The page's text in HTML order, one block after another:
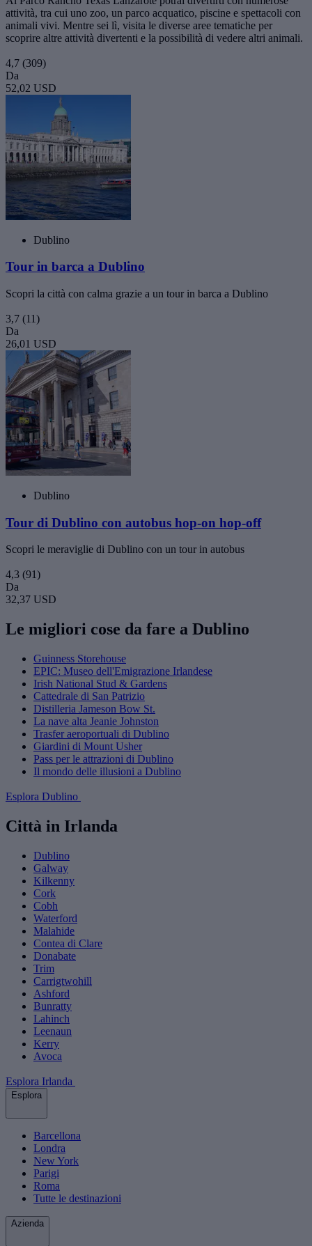
attività, tra cui uno zoo, un parco acquatico, piscine e spettacoli con
animali vivi. Mentre sei lì, visita le diverse aree tematiche per
scoprire altre attività divertenti e la possibilità di vedere altri animali.
4,7 (309)
Da
52,02 USD
Dublino
Tour in barca a Dublino
Scopri la città con calma grazie a un tour in barca a Dublino
3,7 (11)
Da
26,01 USD
Dublino
Tour di Dublino con autobus hop-on hop-off
Scopri le meraviglie di Dublino con un tour in autobus
4,3 (91)
Da
32,37 USD
Le migliori cose da fare a Dublino
Guinness Storehouse
EPIC: Museo dell'Emigrazione Irlandese
Irish National Stud & Gardens
Cattedrale di San Patrizio
Distilleria Jameson Bow St.
La nave alta Jeanie Johnston
Trasfer aeroportuali di Dublino
Giardini di Mount Usher
Pass per le attrazioni di Dublino
Il mondo delle illusioni a Dublino
Esplora Dublino
Città in Irlanda
Dublino
Galway
Kilkenny
Cork
Cobh
Waterford
Malahide
Contea di Clare
Donabate
Trim
Carrigtwohill
Ashford
Bunratty
Lahinch
Leenaun
Kerry
Avoca
Esplora Irlanda
Esplora
Barcellona
Londra
New York
Parigi
Roma
Tutte le destinazioni
Azienda